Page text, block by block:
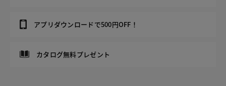
アプリダウンロードで500円OFF！
カタログ無料プレゼント